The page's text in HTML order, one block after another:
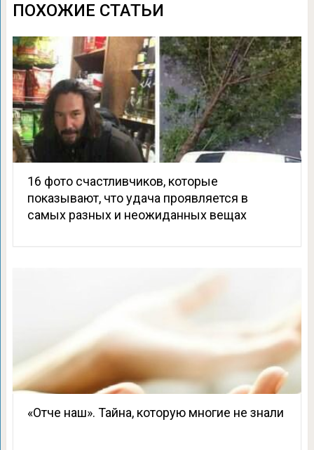
ПОХОЖИЕ СТАТЬИ
16 фото счастливчиков, которые
показывают, что удача проявляется в
самых разных и неожиданных вещах
«Отче наш». Тайна, которую многие не знали